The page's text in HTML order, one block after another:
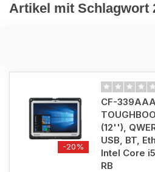
Artikel mit Schlagwort
-20%
CF-
(12''),
USB, BT,
Intel Core
RB